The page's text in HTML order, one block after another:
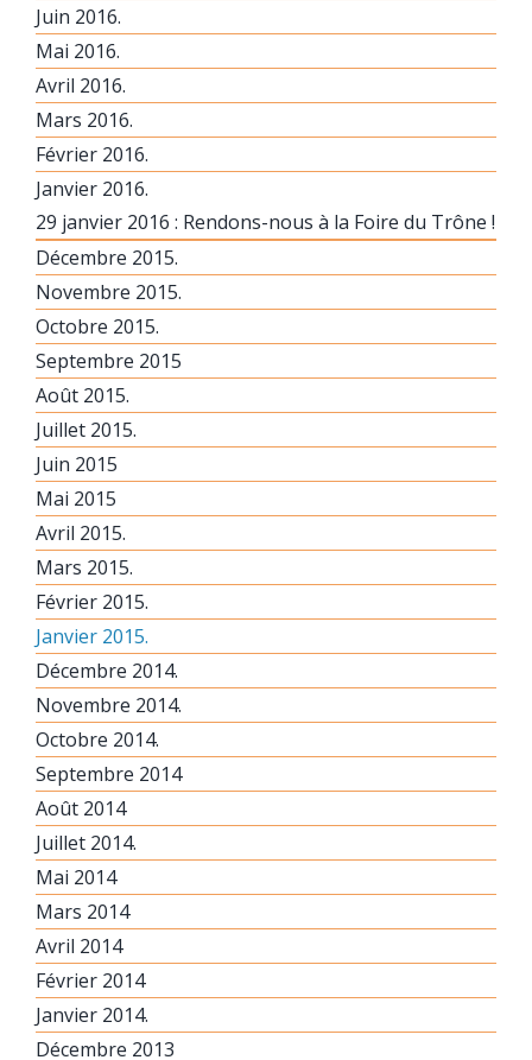
Juin 2016.
Mai 2016.
Avril 2016.
Mars 2016.
Février 2016.
Janvier 2016.
29 janvier 2016 : Rendons-nous à la Foire du Trône !
Décembre 2015.
Novembre 2015.
Octobre 2015.
Septembre 2015
Août 2015.
Juillet 2015.
Juin 2015
Mai 2015
Avril 2015.
Mars 2015.
Février 2015.
Janvier 2015.
Décembre 2014.
Novembre 2014.
Octobre 2014.
Septembre 2014
Août 2014
Juillet 2014.
Mai 2014
Mars 2014
Avril 2014
Février 2014
Janvier 2014.
Décembre 2013